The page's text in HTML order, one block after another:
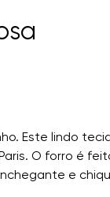
Este lindo
O forro é
e